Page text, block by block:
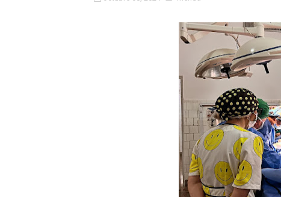
INN-Mérida celebró el Lacto
Impulsan plan estratégico de
Mérida impulsa desarrollo
Fomficc consolida alianzas e
Niños de Estudiantes de
Corposalud y Secretaría